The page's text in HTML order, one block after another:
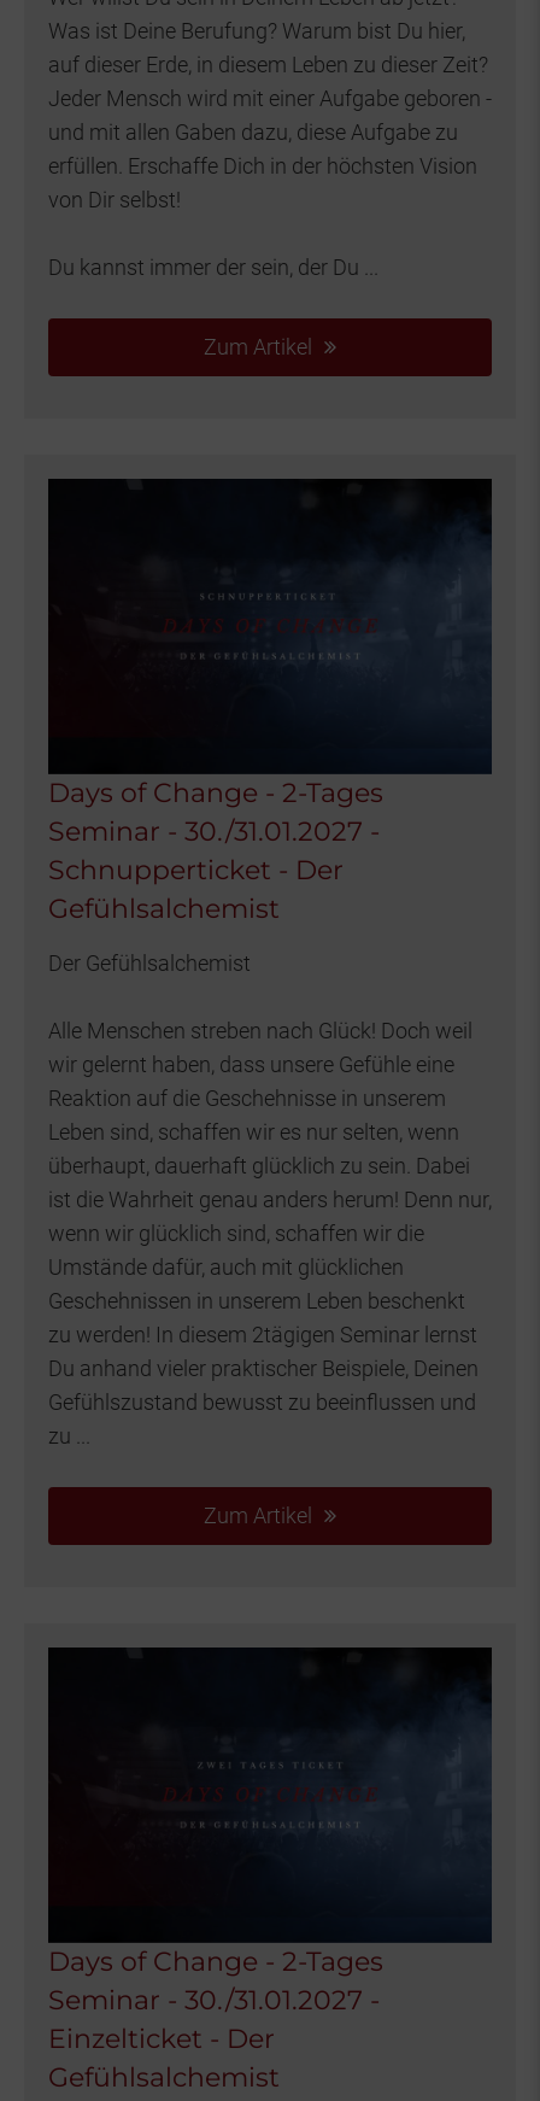
Was ist Deine Berufung? Warum bist Du hier,
auf dieser Erde, in diesem Leben zu dieser Zeit?
Jeder Mensch wird mit einer Aufgabe geboren -
und mit allen Gaben dazu, diese Aufgabe zu
erfüllen. Erschaffe Dich in der höchsten Vision
von Dir selbst!
Du kannst immer der sein, der Du ...
Zum Artikel
Days of Change - 2-Tages
Seminar - 30./31.01.2027 -
Schnupperticket - Der
Gefühlsalchemist
Der Gefühlsalchemist
Alle Menschen streben nach Glück! Doch weil
wir gelernt haben, dass unsere Gefühle eine
Reaktion auf die Geschehnisse in unserem
Leben sind, schaffen wir es nur selten, wenn
überhaupt, dauerhaft glücklich zu sein. Dabei
ist die Wahrheit genau anders herum! Denn nur,
wenn wir glücklich sind, schaffen wir die
Umstände dafür, auch mit glücklichen
Geschehnissen in unserem Leben beschenkt
zu werden! In diesem 2tägigen Seminar lernst
Du anhand vieler praktischer Beispiele, Deinen
Gefühlszustand bewusst zu beeinflussen und
zu ...
Zum Artikel
Days of Change - 2-Tages
Seminar - 30./31.01.2027 -
Einzelticket - Der
Gefühlsalchemist